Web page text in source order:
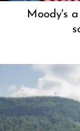
Moody's